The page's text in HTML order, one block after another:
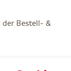
der Bestell- &